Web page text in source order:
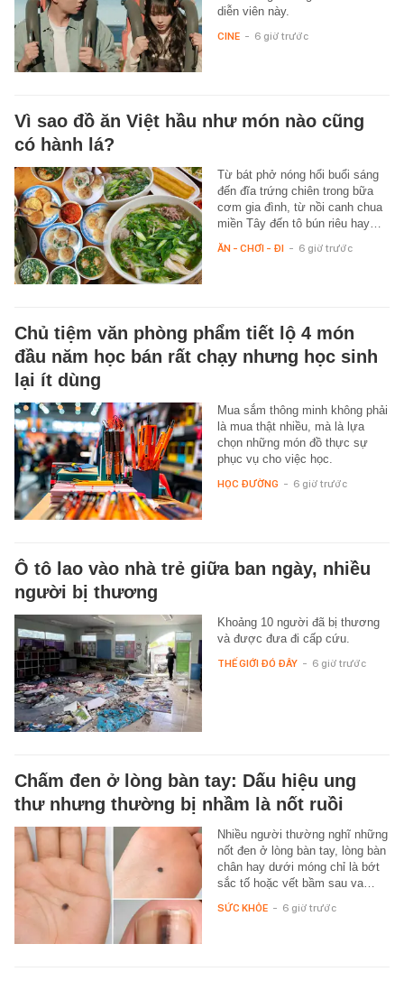
diễn viên này.
CINE - 6 giờ trước
Vì sao đồ ăn Việt hầu như món nào cũng
có hành lá?
Từ bát phở nóng hổi buổi sáng
đến đĩa trứng chiên trong bữa
cơm gia đình, từ nồi canh chua
miền Tây đến tô bún riêu hay…
ĂN - CHƠI - ĐI - 6 giờ trước
Chủ tiệm văn phòng phẩm tiết lộ 4 món
đầu năm học bán rất chạy nhưng học sinh
lại ít dùng
Mua sắm thông minh không phải
là mua thật nhiều, mà là lựa
chọn những món đồ thực sự
phục vụ cho việc học.
HỌC ĐƯỜNG - 6 giờ trước
Ô tô lao vào nhà trẻ giữa ban ngày, nhiều
người bị thương
Khoảng 10 người đã bị thương
và được đưa đi cấp cứu.
THẾ GIỚI ĐÓ ĐÂY - 6 giờ trước
Chấm đen ở lòng bàn tay: Dấu hiệu ung
thư nhưng thường bị nhầm là nốt ruồi
Nhiều người thường nghĩ những
nốt đen ở lòng bàn tay, lòng bàn
chân hay dưới móng chỉ là bớt
sắc tố hoặc vết bầm sau va…
SỨC KHỎE - 6 giờ trước